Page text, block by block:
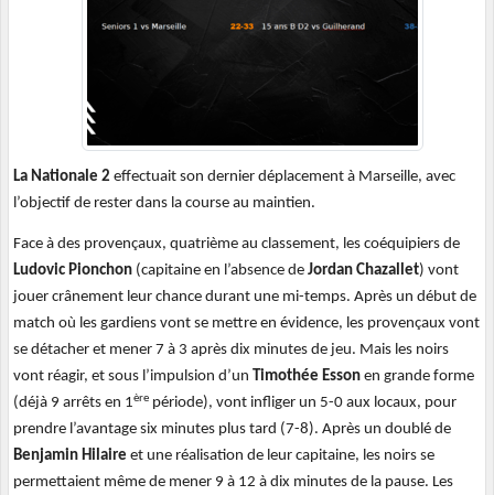
La Nationale 2 effectuait son dernier déplacement à Marseille, avec
l’objectif de rester dans la course au maintien.
Face à des provençaux, quatrième au classement, les coéquipiers de
Ludovic Pionchon (capitaine en l’absence de Jordan Chazallet) vont
jouer crânement leur chance durant une mi-temps. Après un début de
match où les gardiens vont se mettre en évidence, les provençaux vont
se détacher et mener 7 à 3 après dix minutes de jeu. Mais les noirs
vont réagir, et sous l’impulsion d’un Timothée Esson en grande forme
(déjà 9 arrêts en 1ère période), vont infliger un 5-0 aux locaux, pour
prendre l’avantage six minutes plus tard (7-8). Après un doublé de
Benjamin Hilaire et une réalisation de leur capitaine, les noirs se
permettaient même de mener 9 à 12 à dix minutes de la pause. Les